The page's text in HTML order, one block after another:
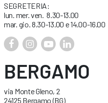
SEGRETERIA:
lun. mer. ven. 8.30-13.00
mar. gio. 8.30-13.00 e 14.00-16.00
BERGAMO
via Monte Gleno, 2
24125 Bergamo (BG)